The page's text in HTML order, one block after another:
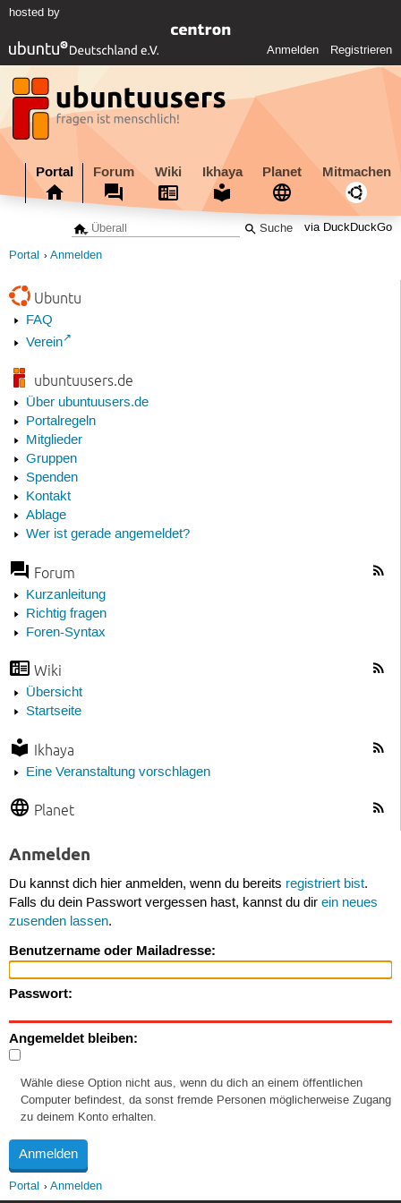
hosted by
Anmelden Registrieren
Portal Forum Wiki Ikhaya Planet Mitmachen
via DuckDuckGo
Portal Anmelden
Ubuntu
FAQ
Verein
ubuntuusers.de
Über ubuntuusers.de
Portalregeln
Mitglieder
Gruppen
Spenden
Kontakt
Ablage
Wer ist gerade angemeldet?
Forum
Kurzanleitung
Richtig fragen
Foren-Syntax
Wiki
Übersicht
Startseite
Ikhaya
Eine Veranstaltung vorschlagen
Planet
Anmelden
Du kannst dich hier anmelden, wenn du bereits registriert bist.
Falls du dein Passwort vergessen hast, kannst du dir ein neues
zusenden lassen.
Benutzername oder Mailadresse:
Passwort:
Angemeldet bleiben:
Wähle diese Option nicht aus, wenn du dich an einem öffentlichen
Computer befindest, da sonst fremde Personen möglicherweise Zugang
zu deinem Konto erhalten.
Portal Anmelden